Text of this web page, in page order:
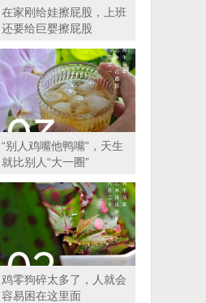
在家刚给娃擦屁股，上班
还要给巨婴擦屁股
“别人鸡嘴他鸭嘴”，天生
就比别人“大一圈”
鸡零狗碎太多了，人就会
容易困在这里面